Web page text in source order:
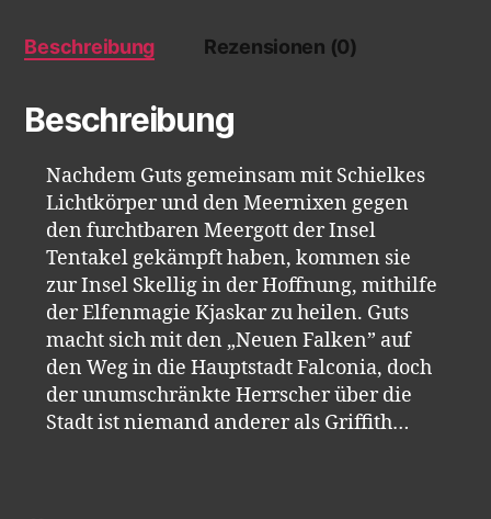
Beschreibung Rezensionen (0)
Beschreibung
Nachdem Guts gemeinsam mit Schielkes
Lichtkörper und den Meernixen gegen
den furchtbaren Meergott der Insel
Tentakel gekämpft haben, kommen sie
zur Insel Skellig in der Hoffnung, mithilfe
der Elfenmagie Kjaskar zu heilen. Guts
macht sich mit den „Neuen Falken” auf
den Weg in die Hauptstadt Falconia, doch
der unumschränkte Herrscher über die
Stadt ist niemand anderer als Griffith…